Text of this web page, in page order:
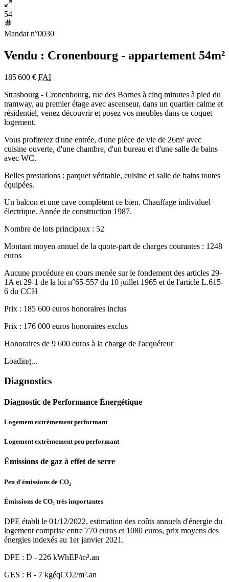
54
Mandat n°0030
Vendu : Cronenbourg - appartement 54m²
185 600 € FAI
Strasbourg - Cronenbourg, rue des Bornes à cinq minutes à pied du
tramway, au premier étage avec ascenseur, dans un quartier calme et
résidentiel, venez découvrir et posez vos meubles dans ce coquet
logement.
Vous profiterez d'une entrée, d'une pièce de vie de 26m² avec
cuisine ouverte, d'une chambre, d'un bureau et d'une salle de bains
avec WC.
Belles prestations : parquet véritable, cuisine et salle de bains toutes
équipées.
Un balcon et une cave complètent ce bien. Chauffage individuel
électrique. Année de construction 1987.
Nombre de lots principaux : 52
Montant moyen annuel de la quote-part de charges courantes : 1248
euros
Aucune procédure en cours menée sur le fondement des articles 29-
1A et 29-1 de la loi n°65-557 du 10 juillet 1965 et de l'article L.615-
6 du CCH
Prix : 185 600 euros honoraires inclus
Prix : 176 000 euros honoraires exclus
Honoraires de 9 600 euros à la charge de l'acquéreur
Loading...
Diagnostics
Diagnostic de Performance Énergétique
Logement extrèmement performant
Logement extrèmement peu performant
Émissions de gaz à effet de serre
Peu d'émissions de CO₂
Émissions de CO₂ très importantes
DPE établi le 01/12/2022, estimation des coûts annuels d'énergie du
logement comprise entre 770 euros et 1080 euros, prix moyens des
énergies indexés au 1er janvier 2021.
DPE : D - 226 kWhEP/m².an
GES : B - 7 kgéqCO2/m².an